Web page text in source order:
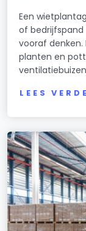
Een
of
vooraf
planten en
LEES